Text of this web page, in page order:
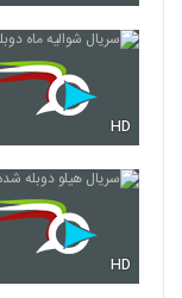
HD
HD